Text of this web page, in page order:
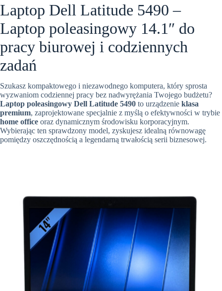
Laptop Dell Latitude 5490 –
Laptop poleasingowy 14.1″ do
pracy biurowej i codziennych
zadań
Szukasz kompaktowego i niezawodnego komputera, który sprosta
wyzwaniom codziennej pracy bez nadwyrężania Twojego budżetu?
Laptop poleasingowy Dell Latitude 5490 to urządzenie klasa
premium, zaprojektowane specjalnie z myślą o efektywności w trybie
home office oraz dynamicznym środowisku korporacyjnym.
Wybierając ten sprawdzony model, zyskujesz idealną równowagę
pomiędzy oszczędnością a legendarną trwałością serii biznesowej.